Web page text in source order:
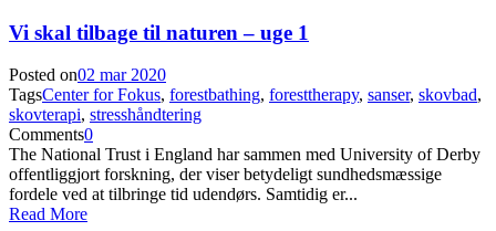
Vi skal tilbage til naturen – uge 1
Posted on02 mar 2020
TagsCenter for Fokus, forestbathing, foresttherapy, sanser, skovbad,
skovterapi, stresshåndtering
Comments0
The National Trust i England har sammen med University of Derby
offentliggjort forskning, der viser betydeligt sundhedsmæssige
fordele ved at tilbringe tid udendørs. Samtidig er...
Read More